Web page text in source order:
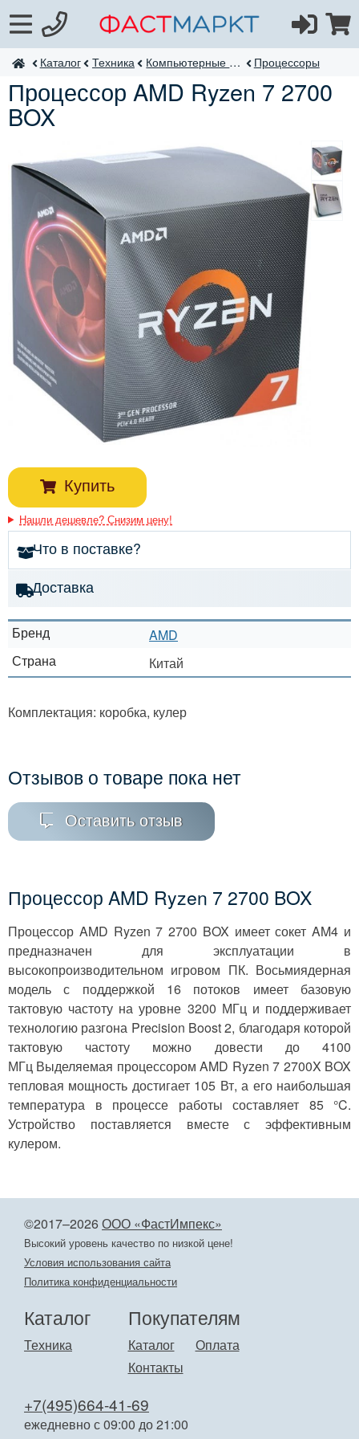
ФастМаркт
Каталог Техника Компьютерные комплектующие Процессоры
Процессор AMD Ryzen 7 2700
BOX
Бренд
AMD
Страна
Китай
Купить
Нашли дешевле? Снизим цену!
Что в поставке?
Доставка
Комплектация: коробка, кулер
Процессор AMD Ryzen 7 2700 BOX
Процессор AMD Ryzen 7 2700 BOX имеет сокет AM4 и
предназначен для эксплуатации в
высокопроизводительном игровом ПК. Восьмиядерная
модель с поддержкой 16 потоков имеет базовую
тактовую частоту на уровне 3200 МГц и поддерживает
технологию разгона Precision Boost 2, благодаря которой
тактовую частоту можно довести до 4100
МГц Выделяемая процессором AMD Ryzen 7 2700X BOX
тепловая мощность достигает 105 Вт, а его наибольшая
температура в процессе работы составляет 85 °C.
Устройство поставляется вместе с эффективным
кулером.
Отзывов о товаре пока нет
Оставить отзыв
©2017–2026ООО «ФастИмпекс»
Высокий уровень качество по низкой цене!
Условия использования сайта
Политика конфиденциальности
Покупателям
Каталог
Оплата
Контакты
Каталог
Техника
+7(495)664-41-69
ежедневно с 09:00 до 21:00